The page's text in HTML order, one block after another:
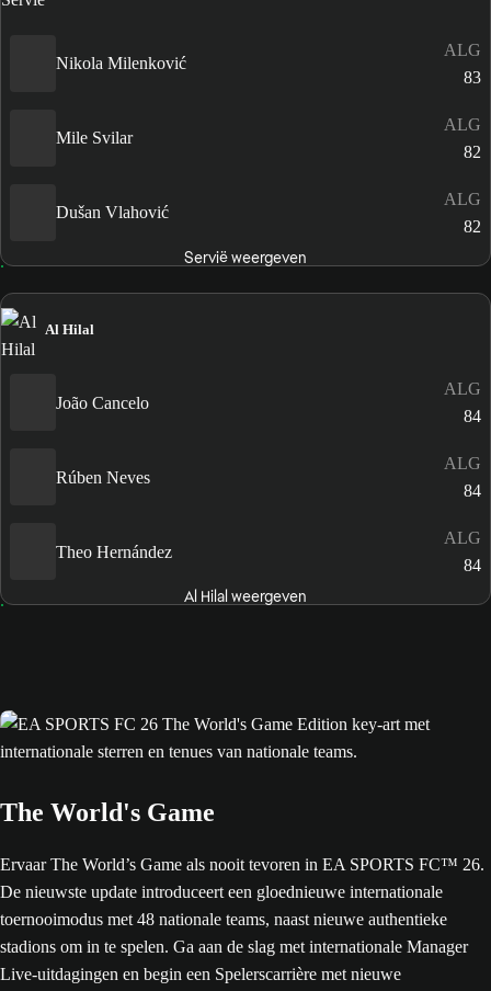
Nikola Milenković
ALG
83
Mile Svilar
ALG
82
Dušan Vlahović
ALG
82
Servië weergeven
Al Hilal
João Cancelo
ALG
84
Rúben Neves
ALG
84
Theo Hernández
ALG
84
Al Hilal weergeven
The World's Game
Ervaar The World’s Game als nooit tevoren in EA SPORTS FC™ 26.
De nieuwste update introduceert een gloednieuwe internationale
toernooimodus met 48 nationale teams, naast nieuwe authentieke
stadions om in te spelen. Ga aan de slag met internationale Manager
Live-uitdagingen en begin een Spelerscarrière met nieuwe